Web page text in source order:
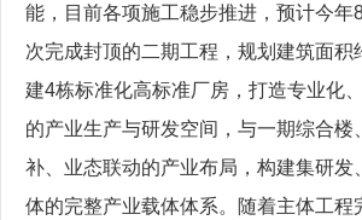
能，目前各项施工稳步推进，预计今年
次完成封顶的二期工程，规划建筑面积
建4栋标准化高标准厂房，打造专业化
的产业生产与研发空间，与一期综合楼
补、业态联动的产业布局，构建集研发
体的完整产业载体体系。随着主体工程